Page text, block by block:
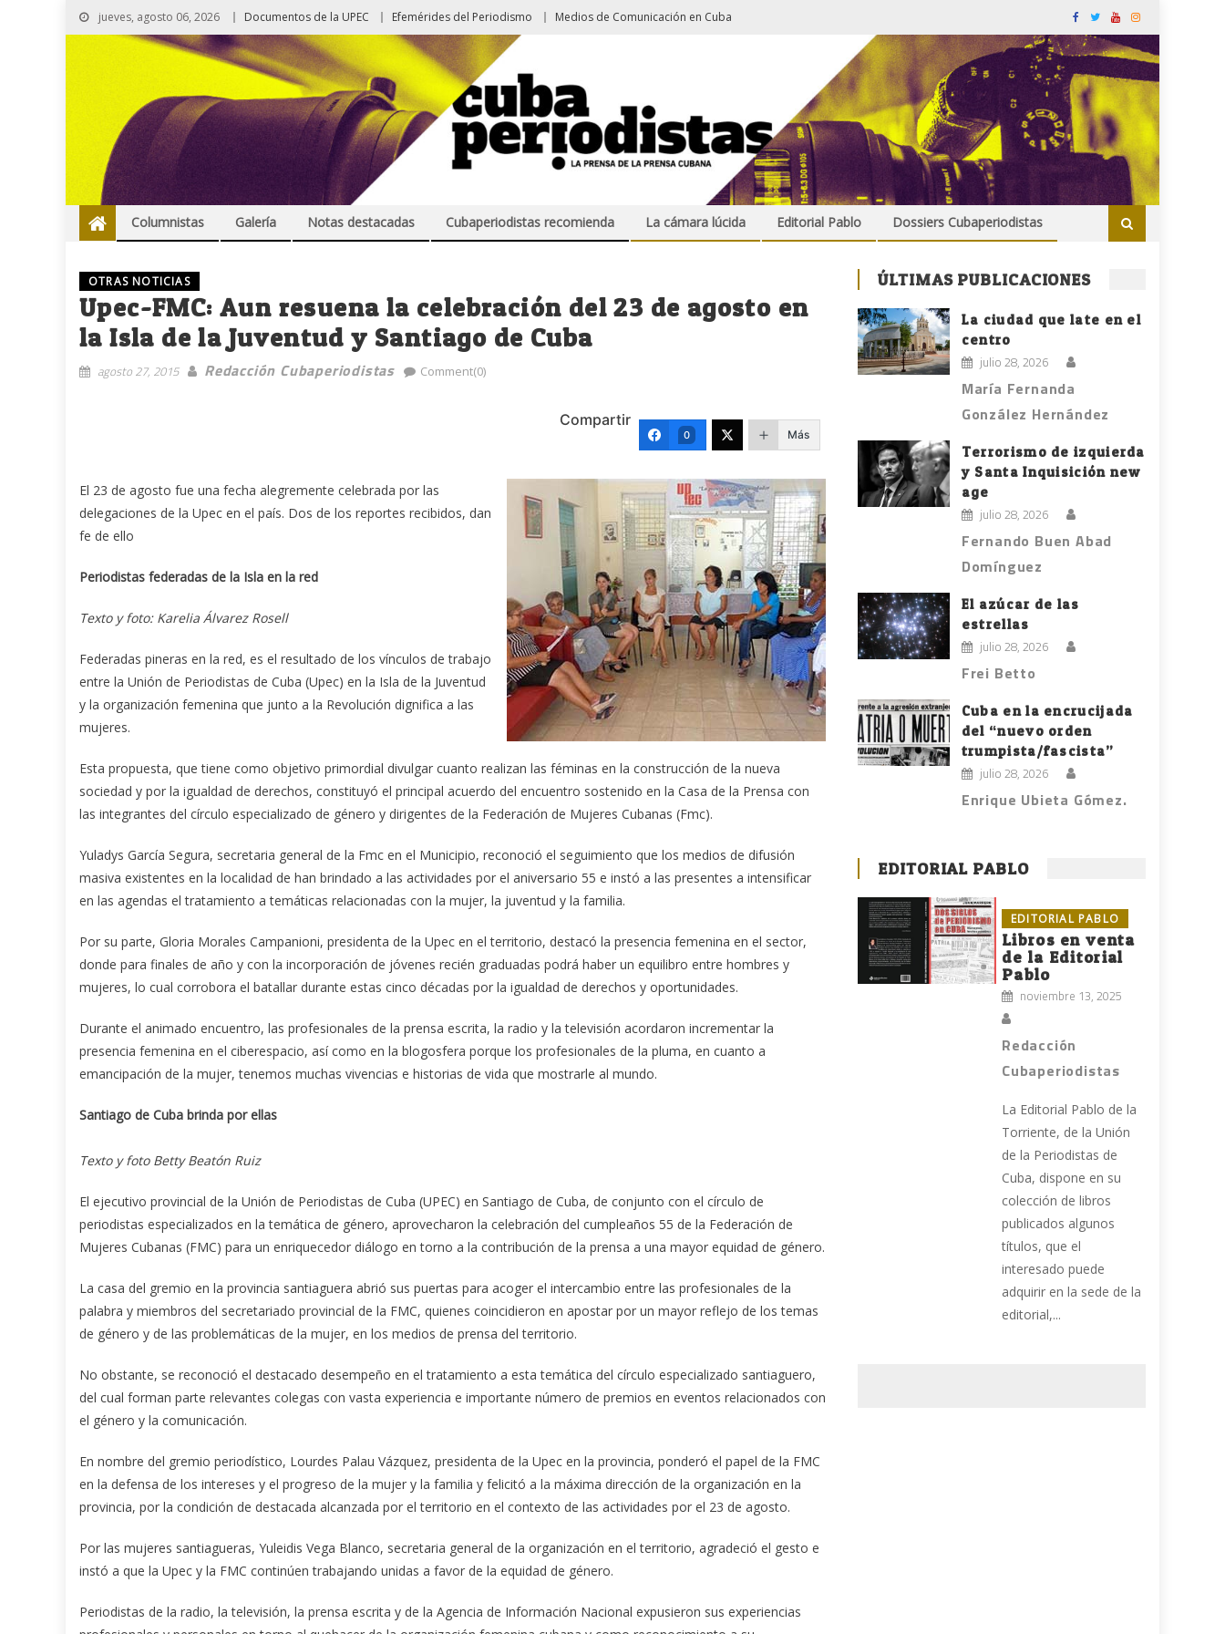
jueves, agosto 06, 2026 Documentos de la UPEC Efemérides del Periodismo Medios de Comunicación en Cuba
Columnistas Galería Notas destacadas Cubaperiodistas recomienda La cámara lúcida Editorial Pablo Dossiers Cubaperiodistas
OTRAS NOTICIAS
Upec-FMC: Aun resuena la celebración del 23 de agosto en
la Isla de la Juventud y Santiago de Cuba
agosto 27, 2015 Redacción Cubaperiodistas Comment(0)
Compartir
0 Más
El 23 de agosto fue una fecha alegremente celebrada por las
delegaciones de la Upec en el país. Dos de los reportes recibidos, dan
fe de ello
Periodistas federadas de la Isla en la red
Texto y foto: Karelia Álvarez Rosell
Federadas pineras en la red, es el resultado de los vínculos de trabajo
entre la Unión de Periodistas de Cuba (Upec) en la Isla de la Juventud
y la organización femenina que junto a la Revolución dignifica a las
mujeres.
Esta propuesta, que tiene como objetivo primordial divulgar cuanto realizan las féminas en la construcción de la nueva
sociedad y por la igualdad de derechos, constituyó el principal acuerdo del encuentro sostenido en la Casa de la Prensa con
las integrantes del círculo especializado de género y dirigentes de la Federación de Mujeres Cubanas (Fmc).
Yuladys García Segura, secretaria general de la Fmc en el Municipio, reconoció el seguimiento que los medios de difusión
masiva existentes en la localidad de han brindado a las actividades por el aniversario 55 e instó a las presentes a intensificar
en las agendas el tratamiento a temáticas relacionadas con la mujer, la juventud y la familia.
Por su parte, Gloria Morales Campanioni, presidenta de la Upec en el territorio, destacó la presencia femenina en el sector,
donde para finales de año y con la incorporación de jóvenes recién graduadas podrá haber un equilibro entre hombres y
mujeres, lo cual corrobora el batallar durante estas cinco décadas por la igualdad de derechos y oportunidades.
Durante el animado encuentro, las profesionales de la prensa escrita, la radio y la televisión acordaron incrementar la
presencia femenina en el ciberespacio, así como en la blogosfera porque los profesionales de la pluma, en cuanto a
emancipación de la mujer, tenemos muchas vivencias e historias de vida que mostrarle al mundo.
Santiago de Cuba brinda por ellas
Texto y foto Betty Beatón Ruiz
El ejecutivo provincial de la Unión de Periodistas de Cuba (UPEC) en Santiago de Cuba, de conjunto con el círculo de
periodistas especializados en la temática de género, aprovecharon la celebración del cumpleaños 55 de la Federación de
Mujeres Cubanas (FMC) para un enriquecedor diálogo en torno a la contribución de la prensa a una mayor equidad de género.
La casa del gremio en la provincia santiaguera abrió sus puertas para acoger el intercambio entre las profesionales de la
palabra y miembros del secretariado provincial de la FMC, quienes coincidieron en apostar por un mayor reflejo de los temas
de género y de las problemáticas de la mujer, en los medios de prensa del territorio.
No obstante, se reconoció el destacado desempeño en el tratamiento a esta temática del círculo especializado santiaguero,
del cual forman parte relevantes colegas con vasta experiencia e importante número de premios en eventos relacionados con
el género y la comunicación.
En nombre del gremio periodístico, Lourdes Palau Vázquez, presidenta de la Upec en la provincia, ponderó el papel de la FMC
en la defensa de los intereses y el progreso de la mujer y la familia y felicitó a la máxima dirección de la organización en la
provincia, por la condición de destacada alcanzada por el territorio en el contexto de las actividades por el 23 de agosto.
Por las mujeres santiagueras, Yuleidis Vega Blanco, secretaria general de la organización en el territorio, agradeció el gesto e
instó a que la Upec y la FMC continúen trabajando unidas a favor de la equidad de género.
Periodistas de la radio, la televisión, la prensa escrita y de la Agencia de Información Nacional expusieron sus experiencias
ÚLTIMAS PUBLICACIONES
La ciudad que late en el
centro
julio 28, 2026
María Fernanda
González Hernández
Terrorismo de izquierda
y Santa Inquisición new
age
julio 28, 2026
Fernando Buen Abad
Domínguez
El azúcar de las
estrellas
julio 28, 2026
Frei Betto
Cuba en la encrucijada
del “nuevo orden
trumpista/fascista”
julio 28, 2026
Enrique Ubieta Gómez.
EDITORIAL PABLO
EDITORIAL PABLO
Libros en venta
de la Editorial
Pablo
noviembre 13, 2025
Redacción
Cubaperiodistas
La Editorial Pablo de la
Torriente, de la Unión
de la Periodistas de
Cuba, dispone en su
colección de libros
publicados algunos
títulos, que el
interesado puede
adquirir en la sede de la
editorial,...